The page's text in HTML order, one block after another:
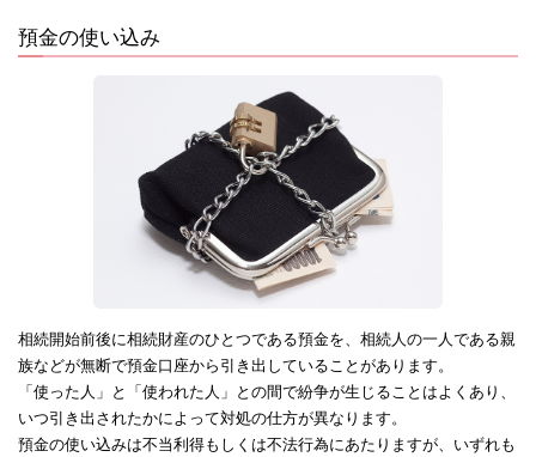
預金の使い込み
相続開始前後に相続財産のひとつである預金を、相続人の一人である親
族などが無断で預金口座から引き出していることがあります。
「使った人」と「使われた人」との間で紛争が生じることはよくあり、
いつ引き出されたかによって対処の仕方が異なります。
預金の使い込みは不当利得もしくは不法行為にあたりますが、いずれも